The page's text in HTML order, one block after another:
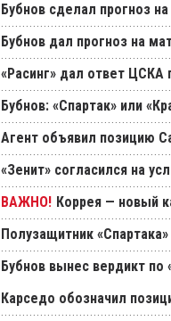
Бубнов сделал прогноз
Бубнов дал прогноз на
«Расинг» дал ответ ЦСКА
Бубнов: «Спартак» или
Агент объявил позицию
«Зенит» согласился на
Коррея — новый
Полузащитник
Бубнов вынес вердикт по
Карседо обозначил